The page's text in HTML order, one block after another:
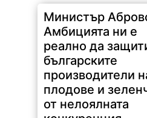
Министър
Амбицията ни е
реално да
българските
производители на
плодове и
от нелоялната
конкуренция